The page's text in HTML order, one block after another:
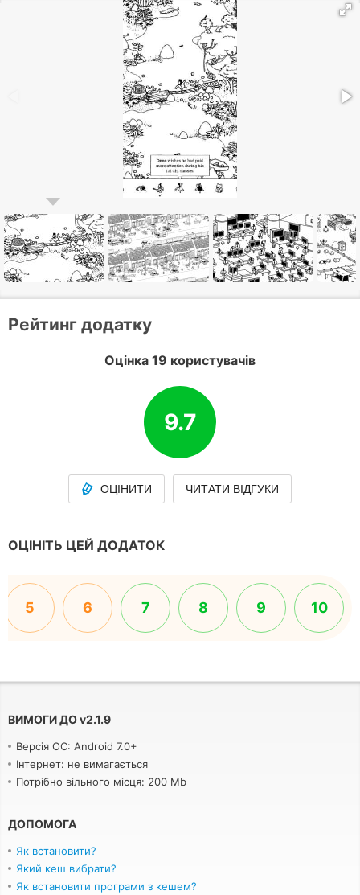
Рейтинг додатку
Оцінка 19 користувачів
9.7
ОЦІНИТИ ЧИТАТИ ВІДГУКИ
ОЦІНІТЬ ЦЕЙ ДОДАТОК
5 6 7 8 9 10
ВИМОГИ ДОv2.1.9
Версія ОС: Android 7.0+
Інтернет: не вимагається
Потрібно вільного місця: 200 Mb
ДОПОМОГА
Як встановити?
Який кеш вибрати?
Як встановити програми з кешем?